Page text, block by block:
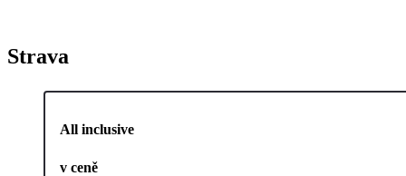
Strava
All inclusive
v ceně